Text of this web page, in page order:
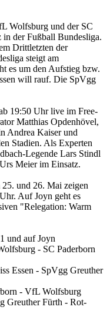
Wolfsburg und der SC
in der Fußball Bundesliga.
Drittletzten der
steigt am
es um den Aufstieg bzw.
will rauf. Die SpVgg
19:50 Uhr live im Free-
Matthias Opdenhövel,
Andrea Kaiser und
Stadien. Als Experten
Legende Lars Stindl
Meier im Einsatz.
und 26. Mai zeigen
Auf Joyn geht es
"Relegation: Warm
und auf Joyn
- SC Paderborn
Essen - SpVgg Greuther
- VfL Wolfsburg
Greuther Fürth - Rot-